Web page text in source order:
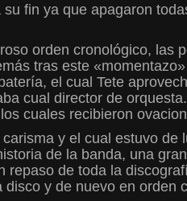
fin ya que apagaron
orden cronológico, las
tras este
el cual Tete
cual director de
cuales recibieron
y el cual estuvo de
de la banda, una
de toda la
y de nuevo en orden